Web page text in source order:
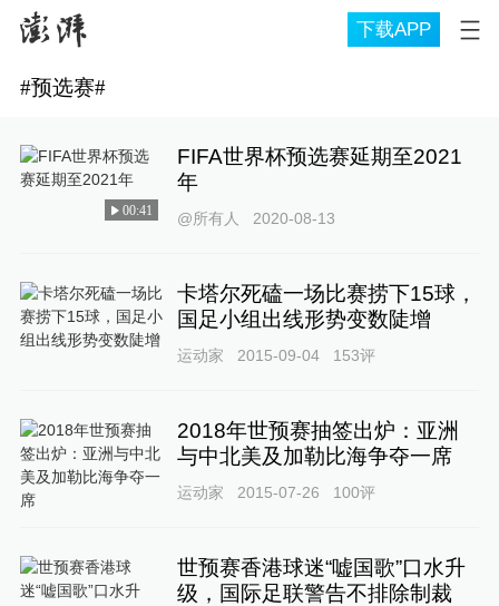
下载APP
#预选赛#
00:41
FIFA世界杯预选赛延期至2021
年
@所有人 2020-08-13
卡塔尔死磕一场比赛捞下15球，
国足小组出线形势变数陡增
运动家 2015-09-04 153评
2018年世预赛抽签出炉：亚洲
与中北美及加勒比海争夺一席
运动家 2015-07-26 100评
世预赛香港球迷“嘘国歌”口水升
级，国际足联警告不排除制裁